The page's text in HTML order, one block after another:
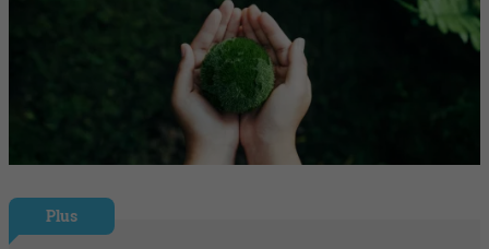
Plus